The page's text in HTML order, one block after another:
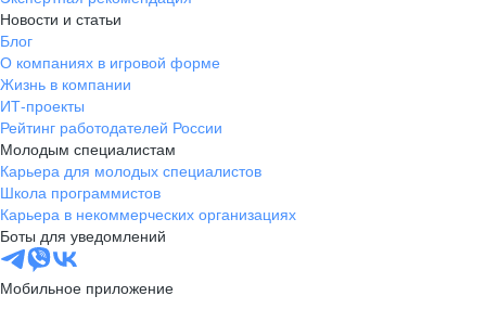
Новости и статьи
Блог
О компаниях в игровой форме
Жизнь в компании
ИТ-проекты
Рейтинг работодателей России
Молодым специалистам
Карьера для молодых специалистов
Школа программистов
Карьера в некоммерческих организациях
Боты для уведомлений
Мобильное приложение